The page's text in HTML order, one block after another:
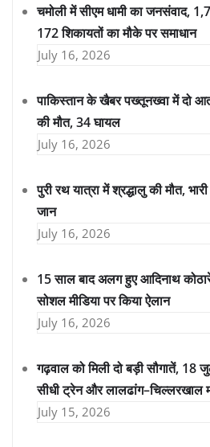
चमोली में सीएम धामी का जनसंवाद,
172 शिकायतों का मौके पर समाधान
July 16, 2026
पाकिस्तान के खैबर पख्तूनख्वा में दो
की मौत, 34 घायल
July 16, 2026
पुरी रथ यात्रा में श्रद्धालु की मौत,
जान
July 16, 2026
15 साल बाद अलग हुए आदिनाथ
सोशल मीडिया पर किया ऐलान
July 16, 2026
गढ़वाल को मिली दो बड़ी सौगातें, 18
सीधी ट्रेन और लालढांग–चिल्लरखाल
July 15, 2026